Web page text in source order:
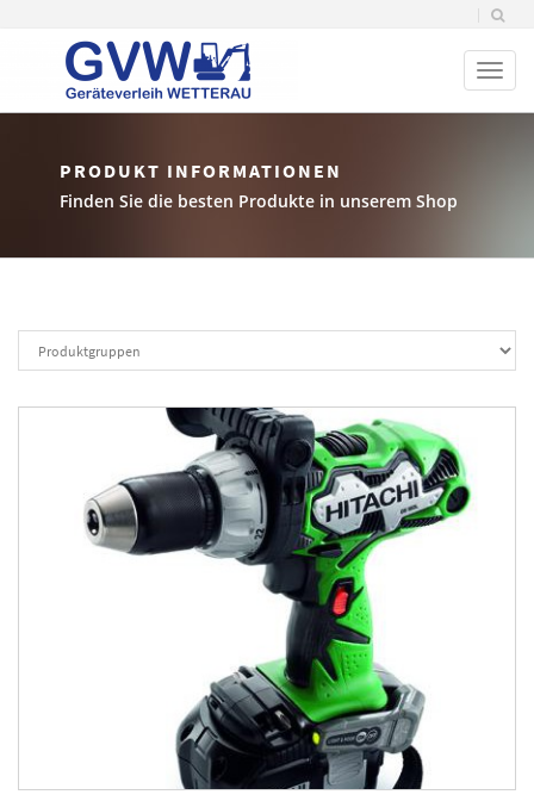
PRODUKT INFORMATIONEN
Finden Sie die besten Produkte in unserem Shop